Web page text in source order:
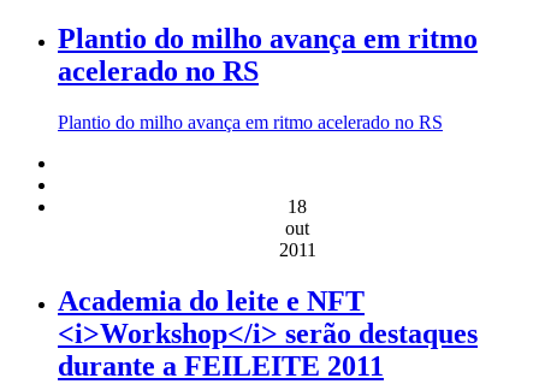
Plantio do milho avança em ritmo
acelerado no RS
Plantio do milho avança em ritmo acelerado no RS
18
out
2011
Academia do leite e NFT
<i>Workshop</i> serão destaques
durante a FEILEITE 2011